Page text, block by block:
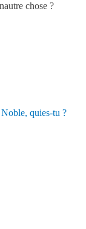
chose ?
quies-tu ?